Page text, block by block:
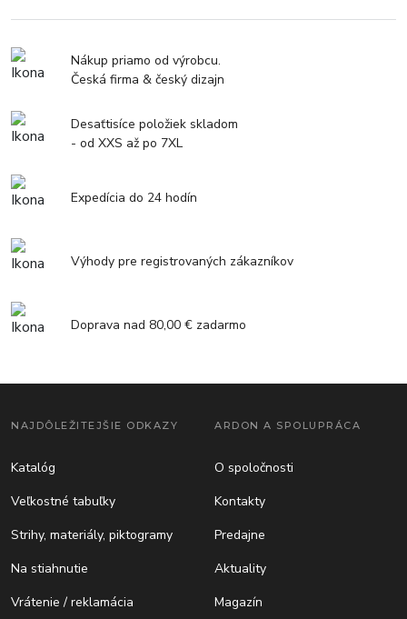
Nákup priamo od výrobcu.
Česká firma & český dizajn
Desaťtisíce položiek skladom
- od XXS až po 7XL
Expedícia do 24 hodín
Výhody pre registrovaných zákazníkov
Doprava nad 80,00 € zadarmo
NAJDÔLEŽITEJŠIE ODKAZY
Katalóg
Veľkostné tabuľky
Strihy, materiály, piktogramy
Na stiahnutie
Vrátenie / reklamácia
ARDON A SPOLUPRÁCA
O spoločnosti
Kontakty
Predajne
Aktuality
Magazín